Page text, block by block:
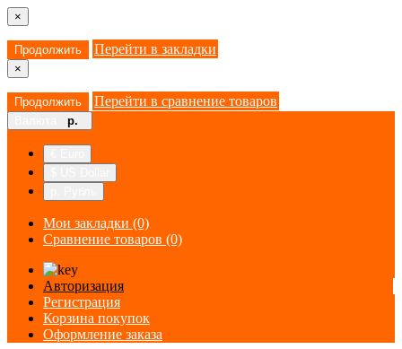
×
Продолжить Перейти в закладки
×
Продолжить Перейти в сравнение товаров
р.
Мои закладки (0)
Сравнение товаров (0)
Авторизация
Регистрация
Корзина покупок
Оформление заказа